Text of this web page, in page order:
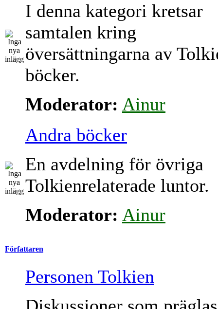
I denna kategori kretsar
samtalen kring
översättningarna av
böcker.
Moderator: Ainur
Andra böcker
En avdelning för övriga
Tolkienrelaterade luntor.
Moderator: Ainur
Författaren
Personen Tolkien